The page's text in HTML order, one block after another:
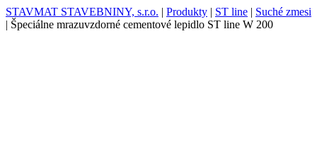
STAVMAT STAVEBNINY, s.r.o. | Produkty | ST line | Suché zmesi
| Špeciálne mrazuvzdorné cementové lepidlo ST line W 200